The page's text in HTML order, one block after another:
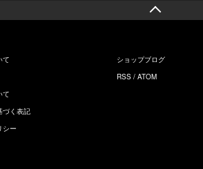
て
て
づく表記
シー
ショップブログ
RSS / ATOM